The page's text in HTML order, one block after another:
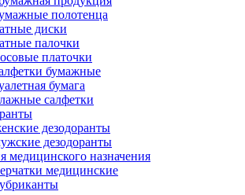
полотенца
диски
палочки
платочки
бумажные
бумага
салфетки
дезодоранты
дезодоранты
медицинского назначения
медицинские